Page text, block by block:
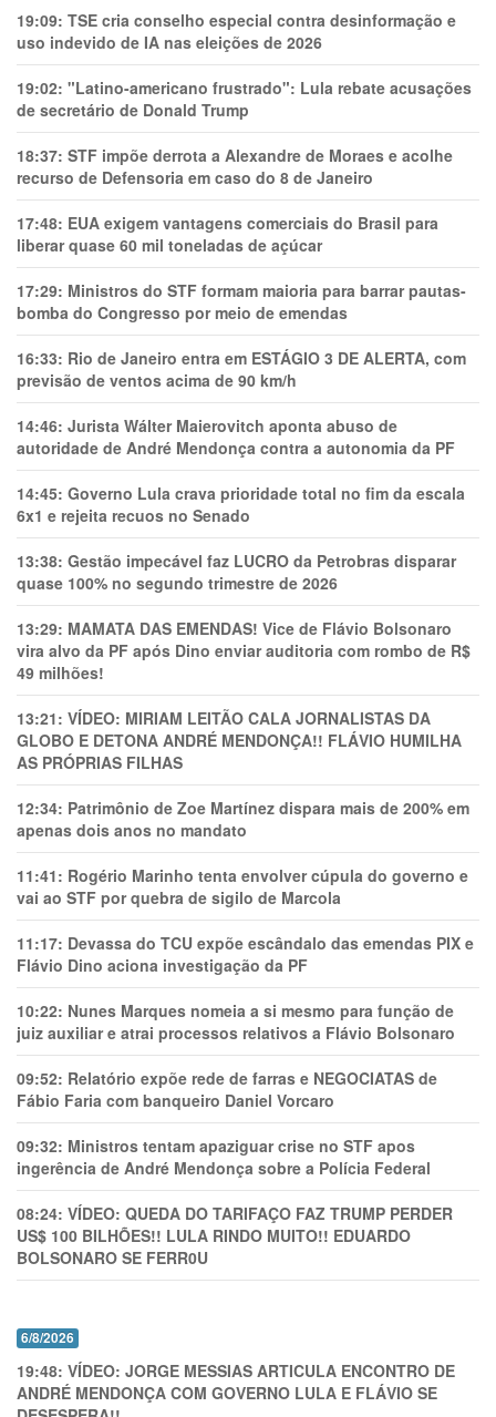
19:09: TSE cria conselho especial contra desinformação e
uso indevido de IA nas eleições de 2026
19:02: "Latino-americano frustrado": Lula rebate acusações
de secretário de Donald Trump
18:37: STF impõe derrota a Alexandre de Moraes e acolhe
recurso de Defensoria em caso do 8 de Janeiro
17:48: EUA exigem vantagens comerciais do Brasil para
liberar quase 60 mil toneladas de açúcar
17:29: Ministros do STF formam maioria para barrar pautas-
bomba do Congresso por meio de emendas
16:33: Rio de Janeiro entra em ESTÁGIO 3 DE ALERTA, com
previsão de ventos acima de 90 km/h
14:46: Jurista Wálter Maierovitch aponta abuso de
autoridade de André Mendonça contra a autonomia da PF
14:45: Governo Lula crava prioridade total no fim da escala
6x1 e rejeita recuos no Senado
13:38: Gestão impecável faz LUCRO da Petrobras disparar
quase 100% no segundo trimestre de 2026
13:29: MAMATA DAS EMENDAS! Vice de Flávio Bolsonaro
vira alvo da PF após Dino enviar auditoria com rombo de R$
49 milhões!
13:21: VÍDEO: MIRIAM LEITÃO CALA JORNALISTAS DA
GLOBO E DETONA ANDRÉ MENDONÇA!! FLÁVIO HUMILHA
AS PRÓPRIAS FILHAS
12:34: Patrimônio de Zoe Martínez dispara mais de 200% em
apenas dois anos no mandato
11:41: Rogério Marinho tenta envolver cúpula do governo e
vai ao STF por quebra de sigilo de Marcola
11:17: Devassa do TCU expõe escândalo das emendas PIX e
Flávio Dino aciona investigação da PF
10:22: Nunes Marques nomeia a si mesmo para função de
juiz auxiliar e atrai processos relativos a Flávio Bolsonaro
09:52: Relatório expõe rede de farras e NEGOCIATAS de
Fábio Faria com banqueiro Daniel Vorcaro
09:32: Ministros tentam apaziguar crise no STF apos
ingerência de André Mendonça sobre a Polícia Federal
08:24: VÍDEO: QUEDA DO TARIFAÇO FAZ TRUMP PERDER
US$ 100 BILHÕES!! LULA RINDO MUITO!! EDUARDO
BOLSONARO SE FERR0U
6/8/2026
19:48: VÍDEO: JORGE MESSIAS ARTICULA ENCONTRO DE
ANDRÉ MENDONÇA COM GOVERNO LULA E FLÁVIO SE